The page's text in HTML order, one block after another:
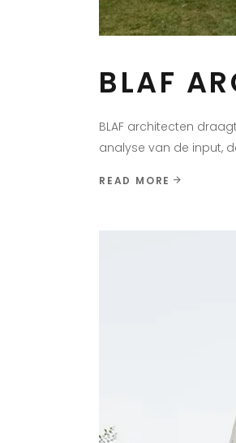
BLAF
BLAF architecten
analyse van de input,
READ MORE